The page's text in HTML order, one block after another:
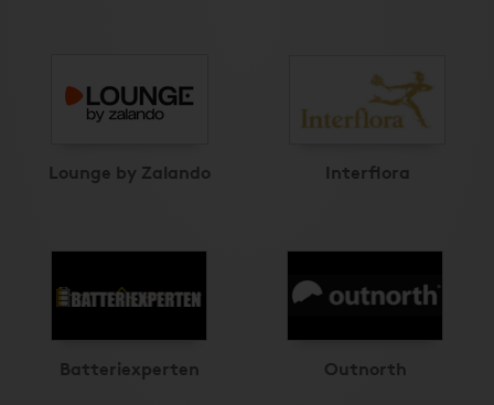
Lounge by Zalando Interflora
Batteriexperten Outnorth